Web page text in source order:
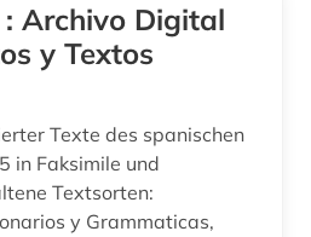
de inventoribus rerum (1)
Archivo Digital
y Textos
Texte des spanischen
in Faksimile und
Textsorten:
y Grammaticas,